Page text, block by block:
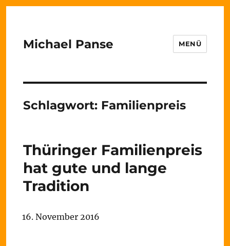
Michael Panse MENÜ
Schlagwort: Familienpreis
Thüringer Familienpreis
hat gute und lange
Tradition
16. November 2016